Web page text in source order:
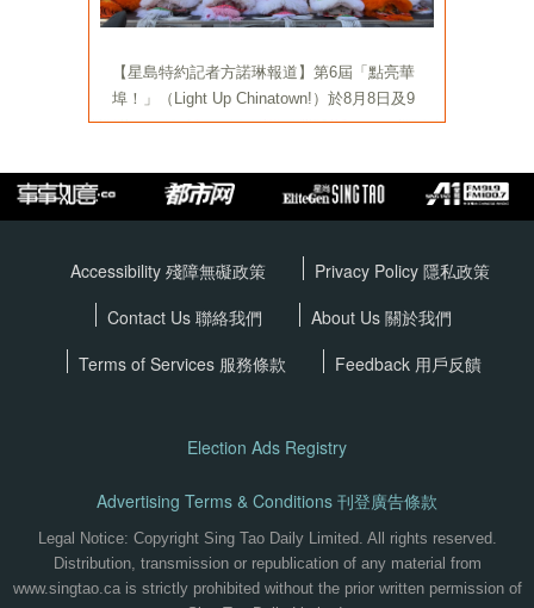
Accessibility 殘障無礙政策 Privacy Policy 隱私政策
Contact Us 聯絡我們
About Us 關於我們
Terms of Services 服務條款 Feedback 用戶反饋
Election Ads Registry
Advertising Terms & Conditions 刊登廣告條款
Legal Notice: Copyright Sing Tao Daily Limited. All rights reserved.
Distribution, transmission or republication of any material from
www.singtao.ca is strictly prohibited without the prior written permission of